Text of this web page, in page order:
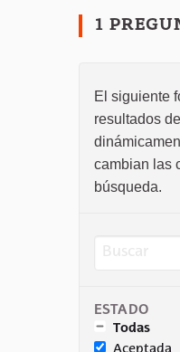
1
El siguiente
resultados
cambian las
búsqueda.
ESTADO
Todas
Aceptada